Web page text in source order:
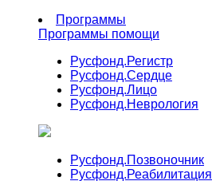
Программы
Программы помощи
Русфонд.Регистр
Русфонд.Сердце
Русфонд.Лицо
Русфонд.Неврология
Русфонд.Позвоночник
Русфонд.Реабилитация